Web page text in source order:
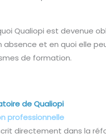
Qualiopi est devenue
absence et en quoi elle
de formation.
de Qualiopi
professionnelle
directement dans la